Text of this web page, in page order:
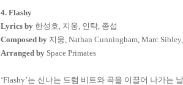
4. Flashy
Lyrics by 한성호, 지웅, 인탁, 종섭
Composed by 지웅, Nathan Cunningham, Marc
Arranged by Space Primates
‘Flashy’는 신나는 드럼 비트와 곡을 이끌어 나가는